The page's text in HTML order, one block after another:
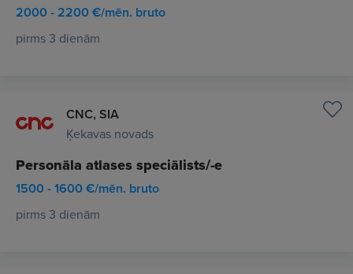
2000 - 2200 €/mēn. bruto
pirms 3 dienām
CNC, SIA
Ķekavas novads
Personāla atlases speciālists/-e
1500 - 1600 €/mēn. bruto
pirms 3 dienām